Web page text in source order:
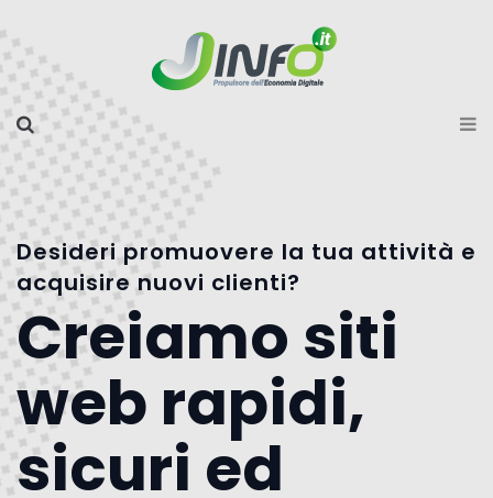
Desideri promuovere la tua attività e
acquisire nuovi clienti?
Creiamo siti
web rapidi,
sicuri ed